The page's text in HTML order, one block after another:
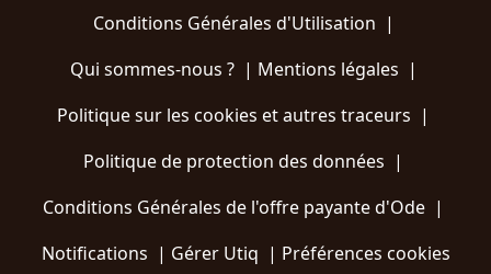
Conditions Générales d'Utilisation |
Qui sommes-nous ?| Mentions légales |
Politique sur les cookies et autres traceurs |
Politique de protection des données |
Conditions Générales de l'offre payante d'Ode |
Notifications | Gérer Utiq | Préférences cookies